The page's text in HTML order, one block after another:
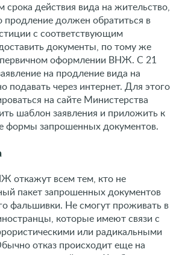
срока действия вида на жительство,
продление должен обратиться в
с соответствующим
документы, по тому же
первичном оформлении ВНЖ. С 21
на продление вида на
подавать через интернет. Для этого
на сайте Министерства
шаблон заявления и приложить к
формы запрошенных документов.
откажут всем тем, кто не
пакет запрошенных документов
фальшивки. Не смогут проживать в
которые имеют связи с
или радикальными
отказ происходит еще на